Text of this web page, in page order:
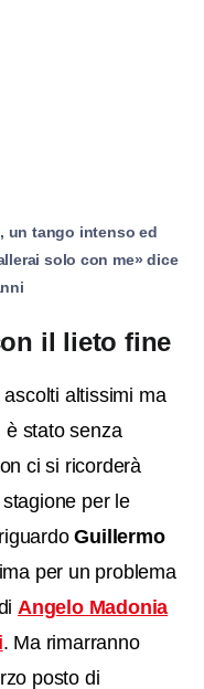
un tango intenso ed
solo con me» dice
il lieto fine
ascolti altissimi ma
è stato senza
ci si ricorderà
per le
Guillermo
per un problema
Angelo Madonia
. Ma rimarranno
posto di